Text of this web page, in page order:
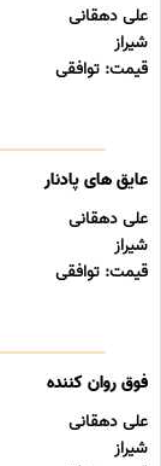
علی دهقانی
شیراز
قیمت: توافقی
عایق های پادنار
علی دهقانی
شیراز
قیمت: توافقی
فوق روان کننده
علی دهقانی
شیراز